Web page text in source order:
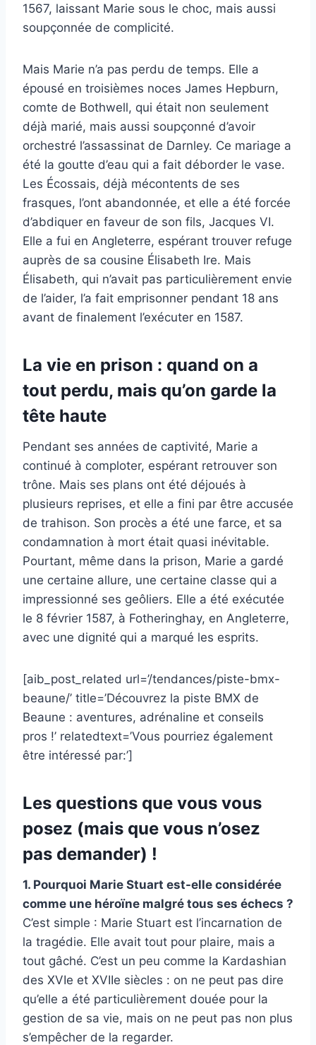
1567, laissant Marie sous le choc, mais aussi
soupçonnée de complicité.
Mais Marie n’a pas perdu de temps. Elle a
épousé en troisièmes noces James Hepburn,
comte de Bothwell, qui était non seulement
déjà marié, mais aussi soupçonné d’avoir
orchestré l’assassinat de Darnley. Ce mariage a
été la goutte d’eau qui a fait déborder le vase.
Les Écossais, déjà mécontents de ses
frasques, l’ont abandonnée, et elle a été forcée
d’abdiquer en faveur de son fils, Jacques VI.
Elle a fui en Angleterre, espérant trouver refuge
auprès de sa cousine Élisabeth Ire. Mais
Élisabeth, qui n’avait pas particulièrement envie
de l’aider, l’a fait emprisonner pendant 18 ans
avant de finalement l’exécuter en 1587.
La vie en prison : quand on a
tout perdu, mais qu’on garde la
tête haute
Pendant ses années de captivité, Marie a
continué à comploter, espérant retrouver son
trône. Mais ses plans ont été déjoués à
plusieurs reprises, et elle a fini par être accusée
de trahison. Son procès a été une farce, et sa
condamnation à mort était quasi inévitable.
Pourtant, même dans la prison, Marie a gardé
une certaine allure, une certaine classe qui a
impressionné ses geôliers. Elle a été exécutée
le 8 février 1587, à Fotheringhay, en Angleterre,
avec une dignité qui a marqué les esprits.
[aib_post_related url=’/tendances/piste-bmx-
beaune/’ title=’Découvrez la piste BMX de
Beaune : aventures, adrénaline et conseils
pros !’ relatedtext=’Vous pourriez également
être intéressé par:’]
Les questions que vous vous
posez (mais que vous n’osez
pas demander) !
1. Pourquoi Marie Stuart est-elle considérée
comme une héroïne malgré tous ses échecs ?
C’est simple : Marie Stuart est l’incarnation de
la tragédie. Elle avait tout pour plaire, mais a
tout gâché. C’est un peu comme la Kardashian
des XVIe et XVIIe siècles : on ne peut pas dire
qu’elle a été particulièrement douée pour la
gestion de sa vie, mais on ne peut pas non plus
s’empêcher de la regarder.